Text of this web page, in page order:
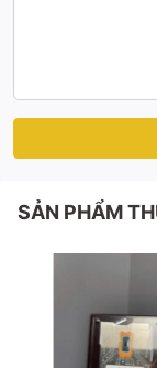
SẢN PHẨM